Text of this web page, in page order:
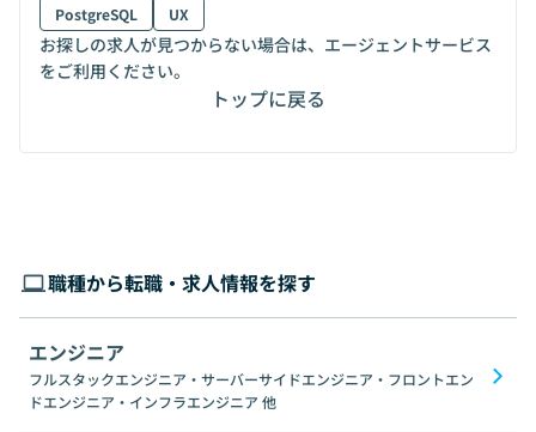
PostgreSQL
UX
お探しの求人が見つからない場合は、エージェントサービス
をご利用ください。
トップに戻る
職種から転職・求人情報を探す
エンジニア
フルスタックエンジニア・サーバーサイドエンジニア・フロントエン
ドエンジニア・インフラエンジニア 他